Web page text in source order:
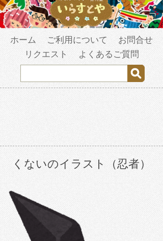
ホーム ご利用について
お問合せ
リクエスト
よくあるご質問
くないのイラスト（忍者）